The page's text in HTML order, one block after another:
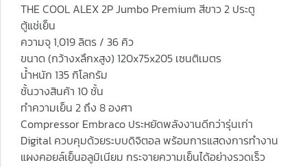
THE COOL ALEX 2P Jumbo Premium สีขาว 2 ประตู
ตู้แช่เย็น
ความจุ 1,019 ลิตร / 36 คิว
ขนาด (กว้างxลึกxสูง) 120x75x205 เซนติเมตร
น้ำหนัก 135 กิโลกรัม
ชั้นวางสินค้า 10 ชั้น
ทำความเย็น 2 ถึง 8 องศา
Compressor Embraco ประหยัดพลังงานดีกว่ารุ่นเก่า
Digital ควบคุมด้วยระบบดิจิตอล พร้อมการแสดงการทำงาน
แผงคอยล์เย็นอลูมิเนียม กระจายความเย็นได้อย่างรวดเร็ว